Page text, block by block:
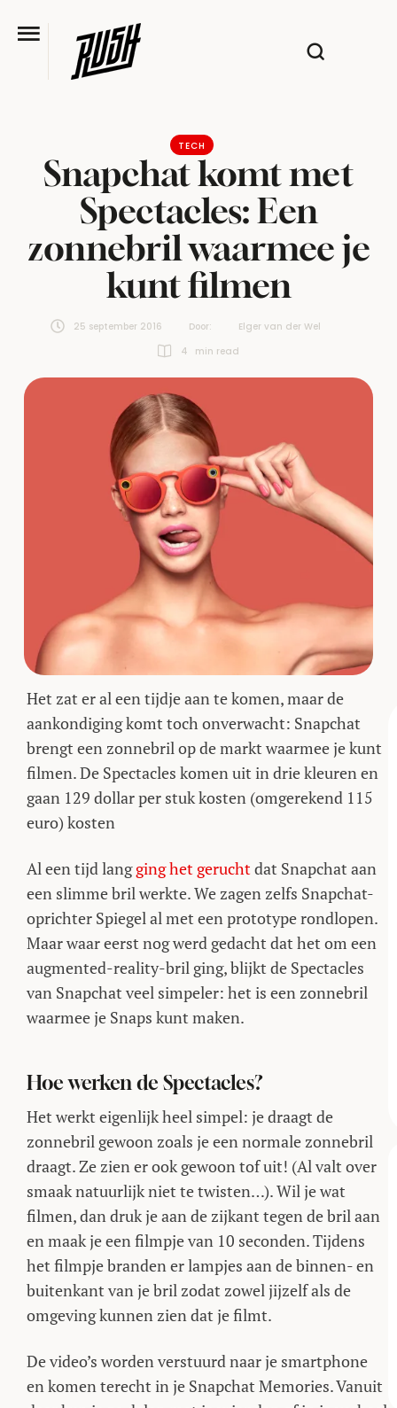
TECH
Snapchat komt met
Spectacles: Een
zonnebril waarmee je
kunt filmen
25 september 2016 Door:
Elger van der Wel
4
min read
Het zat er al een tijdje aan te komen, maar de
aankondiging komt toch onverwacht: Snapchat
brengt een zonnebril op de markt waarmee je kunt
filmen. De Spectacles komen uit in drie kleuren en
gaan 129 dollar per stuk kosten (omgerekend 115
euro) kosten
Al een tijd langging het geruchtdat Snapchat aan
een slimme bril werkte. We zagen zelfs Snapchat-
oprichter Spiegel al met een prototype rondlopen.
Maar waar eerst nog werd gedacht dat het om een
augmented-reality-bril ging, blijkt de Spectacles
van Snapchat veel simpeler: het is een zonnebril
waarmee je Snaps kunt maken.
Hoe werken de Spectacles?
Het werkt eigenlijk heel simpel: je draagt de
zonnebril gewoon zoals je een normale zonnebril
draagt. Ze zien er ook gewoon tof uit! (Al valt over
smaak natuurlijk niet te twisten…). Wil je wat
filmen, dan druk je aan de zijkant tegen de bril aan
en maak je een filmpje van 10 seconden. Tijdens
het filmpje branden er lampjes aan de binnen- en
buitenkant van je bril zodat zowel jijzelf als de
omgeving kunnen zien dat je filmt.
De video’s worden verstuurd naar je smartphone
en komen terecht in je Snapchat Memories. Vanuit